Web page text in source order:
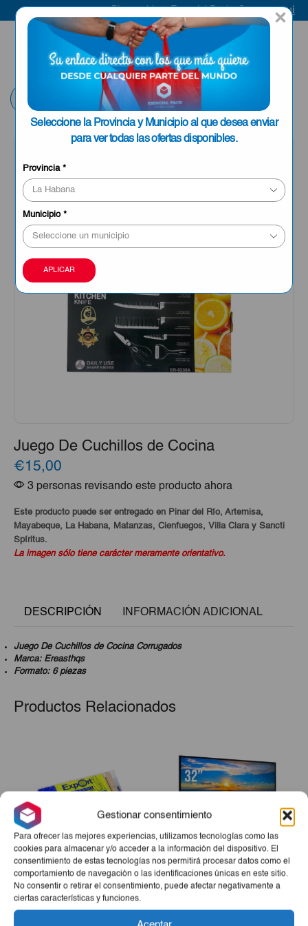
Gestionar consentimiento
Para ofrecer las mejores experiencias, utilizamos tecnologías como las
cookies para almacenar y/o acceder a la información del dispositivo. El
consentimiento de estas tecnologías nos permitirá procesar datos como el
comportamiento de navegación o las identificaciones únicas en este sitio.
No consentir o retirar el consentimiento, puede afectar negativamente a
ciertas características y funciones.
×
Seleccione la Provincia y Municipio al que desea enviar
para ver todas las ofertas disponibles.
Provincia*
Municipio*
APLICAR
Compra aquí
ENVIAR A LA
HABANA
Juego De Cuchillos de Cocina
€15,00
3 personas revisando este producto ahora
Este producto puede ser entregado en Pinar del Río, Artemisa,
Mayabeque, La Habana, Matanzas, Cienfuegos, Villa Clara y Sancti
Spíritus.
La imagen sólo tiene carácter meramente orientativo.
DESCRIPCIÓN INFORMACIÓN ADICIONAL
Juego De Cuchillos de Cocina Corrugados
Marca: Ereasthqs
Formato: 6 piezas
Productos Relacionados
Pinza De Tender Classic
Tarres 24ud
€1,60
Televisor Smart TV Milexus
De 32″
€245,00